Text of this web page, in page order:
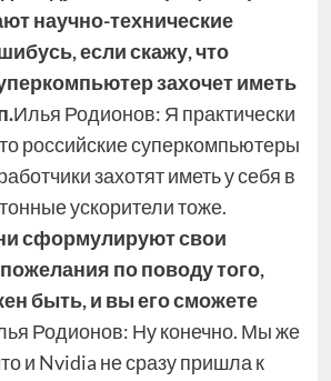
научно-технические
если скажу, что
захочет иметь
Илья Родионов: Я практически
российские суперкомпьютеры
захотят иметь у себя в
ускорители тоже.
сформулируют свои
по поводу того,
быть, и вы его сможете
Родионов: Ну конечно. Мы же
и Nvidia не сразу пришла к